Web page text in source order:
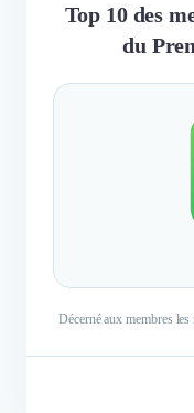
Top 10 des
du
Décerné aux membres